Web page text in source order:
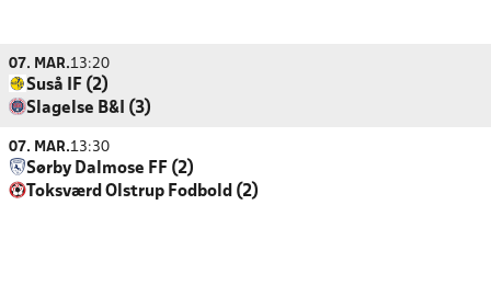
07. MAR.13:20
Suså IF (2)
Slagelse B&I (3)
07. MAR.13:30
Sørby Dalmose FF (2)
Toksværd Olstrup Fodbold (2)